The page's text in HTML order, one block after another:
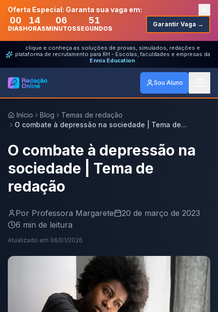
Oferta Especial: Garanta sua vaga em:
00
DIAS
14
HORAS
06
MINUTOS
51
SEGUNDOS
Garantir Vaga →
clique e conheça as soluções de provas, simulados, redações e
plataforma de recrutamento para RH - Escolas, faculdades e empresas da
Ennia Education
Sou Aluno
Início Blog
Temas de redação
O combate à depressão na sociedade | Tema de
O combate à depressão na
sociedade | Tema de
redação
Por Professora Margarete
20 de março de 2023
6 min de leitura
Atualizado em 06/01/2026